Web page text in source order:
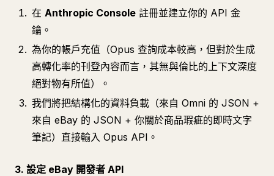
在 Anthropic Console 註冊並建立你的 API 金
鑰。
為你的帳戶充值（Opus 查詢成本較高，但對於生成
高轉化率的刊登內容而言，其無與倫比的上下文深度
絕對物有所值）。
我們將把結構化的資料負載（來自 Omni 的 JSON +
來自 eBay 的 JSON + 你關於商品瑕疵的即時文字
筆記）直接輸入 Opus API。
3. 設定 eBay 開發者 API